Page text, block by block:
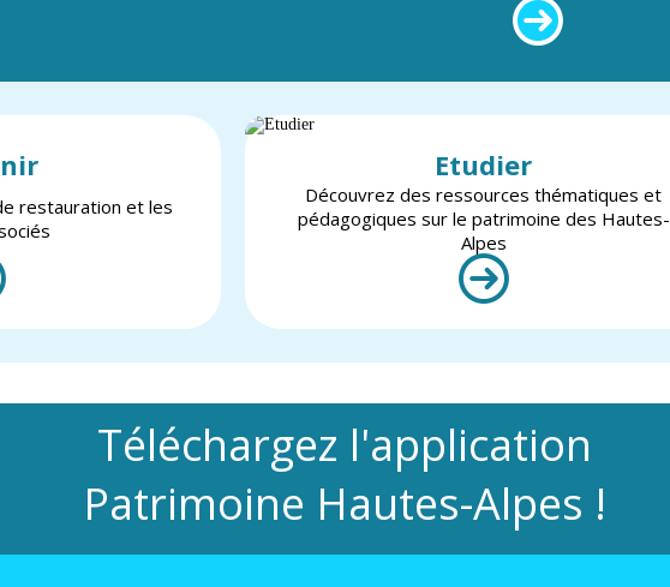
restauration et les
Etudier
Découvrez des ressources thématiques et
pédagogiques sur le patrimoine des Hautes-
Alpes
Téléchargez l'application
Patrimoine Hautes-Alpes !